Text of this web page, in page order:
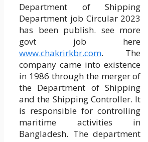
Department of Shipping
Department job Circular 2023
has been publish. see more
govt job here
www.chakrirkbr.com. The
company came into existence
in 1986 through the merger of
the Department of Shipping
and the Shipping Controller. It
is responsible for controlling
maritime activities in
Bangladesh. The department